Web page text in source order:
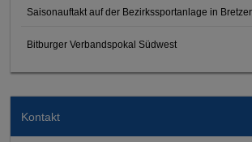
Saisonauftakt auf der Bezirkssportanlage in
Bitburger Verbandspokal Südwest
Kontakt